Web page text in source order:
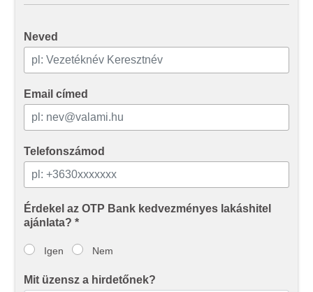
Neved
Email címed
Telefonszámod
Érdekel az OTP Bank kedvezményes lakáshitel
ajánlata? *
Igen Nem
Mit üzensz a hirdetőnek?